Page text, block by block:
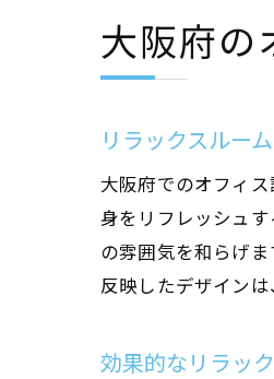
大阪府の
リラックスルー
大阪府でのオフィ
身をリフレッシュ
の雰囲気を和らげ
反映したデザイン
効果的なリラッ